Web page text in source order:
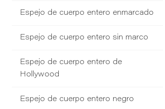
Espejo de cuerpo entero enmarcado
Espejo de cuerpo entero sin marco
Espejo de cuerpo entero de
Hollywood
Espejo de cuerpo entero negro